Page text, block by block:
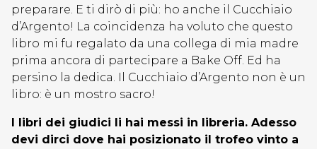
preparare. E ti dirò di più: ho anche il Cucchiaio
d’Argento! La coincidenza ha voluto che questo
libro mi fu regalato da una collega di mia madre
prima ancora di partecipare a Bake Off. Ed ha
persino la dedica. Il Cucchiaio d’Argento non è un
libro: è un mostro sacro!
I libri dei giudici li hai messi in libreria. Adesso
devi dirci dove hai posizionato il trofeo vinto a